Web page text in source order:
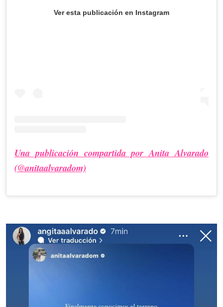
Ver esta publicación en Instagram
Una publicación compartida por Anita Alvarado
(@anitaalvaradom)